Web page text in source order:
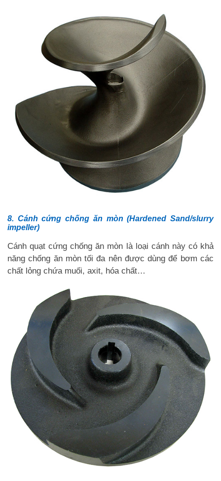
8. Cánh cứng chống ăn mòn (Hardened Sand/slurry
impeller)
Cánh quạt cứng chống ăn mòn là loại cánh này có khả
năng chống ăn mòn tối đa nên được dùng để bơm các
chất lỏng chứa muối, axit, hóa chất…